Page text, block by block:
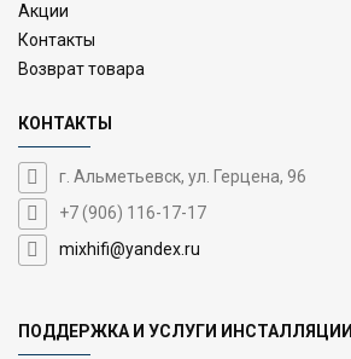
Акции
Контакты
Возврат товара
КОНТАКТЫ
г. Альметьевск, ул. Герцена, 96
+7 (906) 116-17-17
mixhifi@yandex.ru
ПОДДЕРЖКА И УСЛУГИ ИНСТАЛЛЯЦИИ